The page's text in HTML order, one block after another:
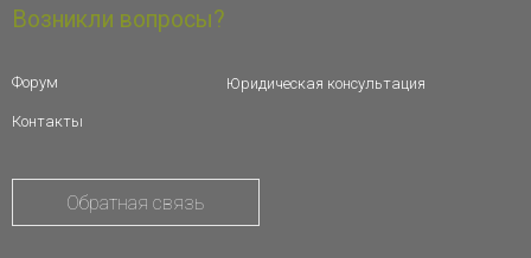
Возникли вопросы?
Форум
Контакты
Юридическая консультация
Обратная связь